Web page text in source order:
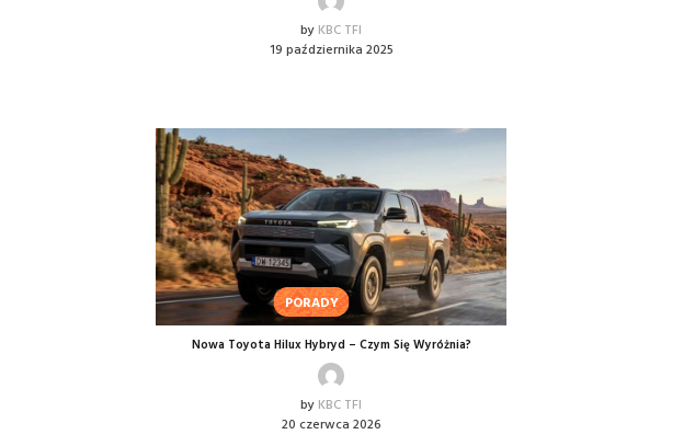
by KBC TFI
19 października 2025
PORADY
Nowa Toyota Hilux Hybryd – Czym Się Wyróżnia?
by KBC TFI
20 czerwca 2026